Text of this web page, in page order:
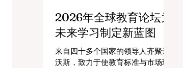
2026年全球教育论坛为
未来学习制定新蓝图
来自四十多个国家的领导人齐聚达
沃斯，致力于使教育标准与市场现